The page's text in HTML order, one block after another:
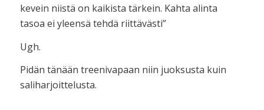
kevein niistä on kaikista tärkein. Kahta alinta
tasoa ei yleensä tehdä riittävästi”
Ugh.
Pidän tänään treenivapaan niin juoksusta kuin
saliharjoittelusta.